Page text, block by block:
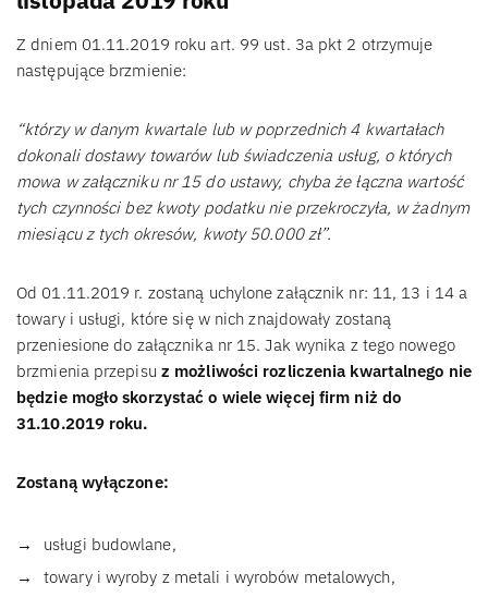
Z dniem 01.11.2019 roku art. 99 ust. 3a pkt 2 otrzymuje
następujące brzmienie:
“którzy w danym kwartale lub w poprzednich 4 kwartałach
dokonali dostawy towarów lub świadczenia usług, o których
mowa w załączniku nr 15 do ustawy, chyba że łączna wartość
tych czynności bez kwoty podatku nie przekroczyła, w żadnym
miesiącu z tych okresów, kwoty 50.000 zł”.
Od 01.11.2019 r. zostaną uchylone załącznik nr: 11, 13 i 14 a
towary i usługi, które się w nich znajdowały zostaną
przeniesione do załącznika nr 15. Jak wynika z tego nowego
brzmienia przepisu z możliwości rozliczenia kwartalnego nie
będzie mogło skorzystać o wiele więcej firm niż do
31.10.2019 roku.
Zostaną wyłączone:
usługi budowlane,
towary i wyroby z metali i wyrobów metalowych,